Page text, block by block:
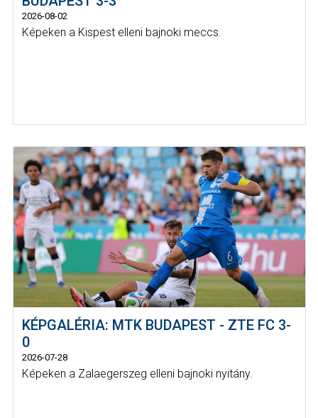
2026-08-02
Képeken a Kispest elleni bajnoki meccs.
KÉPGALÉRIA: MTK BUDAPEST - ZTE FC 3-
0
2026-07-28
Képeken a Zalaegerszeg elleni bajnoki nyitány.